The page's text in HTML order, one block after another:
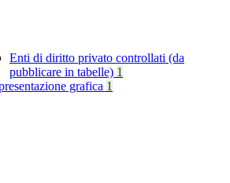
Enti di diritto privato controllati (da
pubblicare in tabelle) 1
grafica 1